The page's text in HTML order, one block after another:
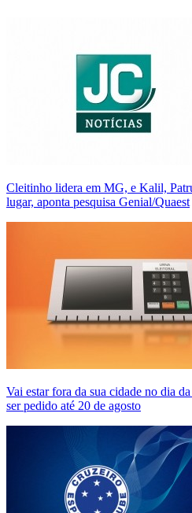
Cleitinho lidera em MG, e Kalil,
lugar, aponta pesquisa Genial/Quaest
Vai estar fora da sua cidade no dia
ser pedido até 20 de agosto